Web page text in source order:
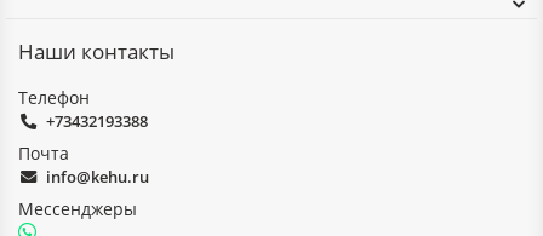
Наши контакты
Телефон
+73432193388
Почта
info@kehu.ru
Мессенджеры